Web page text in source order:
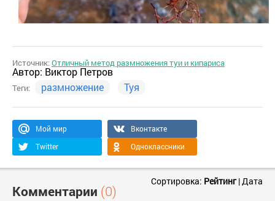
Источник:Отличный метод размножения туи и кипариса
Автор: Виктор Петров
Теги: размножение Туя
Мой мир
Вконтакте
Twitter
Одноклассники
Комментарии (0)
Сортировка: Рейтинг|Дата